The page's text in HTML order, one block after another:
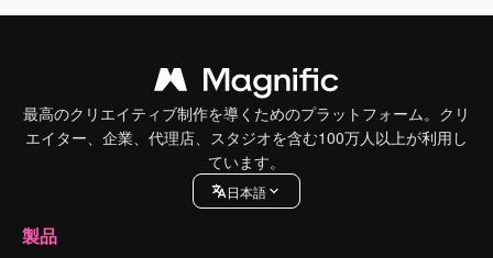
最高のクリエイティブ制作を導くためのプラットフォーム。クリ
エイター、企業、代理店、スタジオを含む100万人以上が利用し
ています。
日本語
製品